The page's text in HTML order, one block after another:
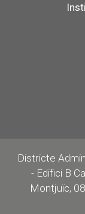
Districte
- Edifici B
Montjuïc,